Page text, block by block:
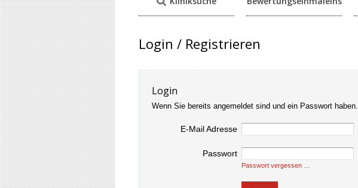
Login / Registrieren
Login
Wenn Sie bereits angemeldet sind und ein Passwort haben.
E-Mail Adresse
Passwort
Passwort vergessen …